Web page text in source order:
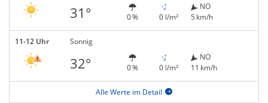
31° 0 % 0 l/m²
NO
5 km/h
11-12 Uhr Sonnig
32° 0 % 0 l/m²
NO
11 km/h
Alle Werte im Detail